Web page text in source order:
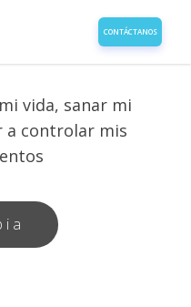
CONTÁCTANOS
vida, sanar mi
a controlar mis